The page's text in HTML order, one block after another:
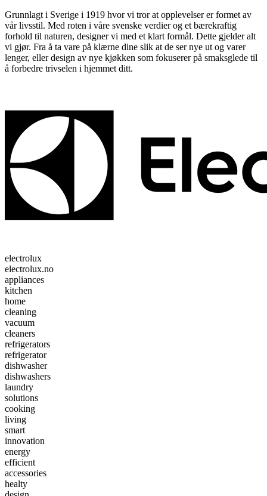
Grunnlagt i Sverige i 1919 hvor vi tror at opplevelser er formet av
vår livsstil. Med roten i våre svenske verdier og et bærekraftig
forhold til naturen, designer vi med et klart formål. Dette gjelder alt
vi gjør. Fra å ta vare på klærne dine slik at de ser nye ut og varer
lenger, eller design av nye kjøkken som fokuserer på smaksglede til
å forbedre trivselen i hjemmet ditt.
electrolux
electrolux.no
appliances
kitchen
home
cleaning
vacuum
cleaners
refrigerators
refrigerator
dishwasher
dishwashers
laundry
solutions
cooking
living
smart
innovation
energy
efficient
accessories
healty